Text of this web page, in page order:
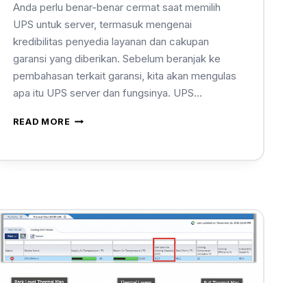
Anda perlu benar-benar cermat saat memilih
UPS untuk server, termasuk mengenai
kredibilitas penyedia layanan dan cakupan
garansi yang diberikan. Sebelum beranjak ke
pembahasan terkait garansi, kita akan mengulas
apa itu UPS server dan fungsinya. UPS…
READ MORE